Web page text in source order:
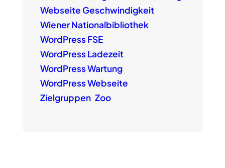
Webseite Geschwindigkeit
Wiener Nationalbibliothek
WordPress FSE
WordPress Ladezeit
WordPress Wartung
WordPress Webseite
Zielgruppen Zoo